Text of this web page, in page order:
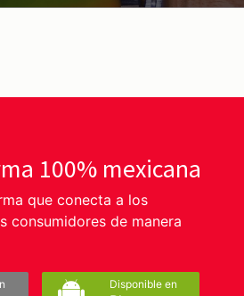
100% mexicana
que conecta a los
consumidores de manera
Disponible en